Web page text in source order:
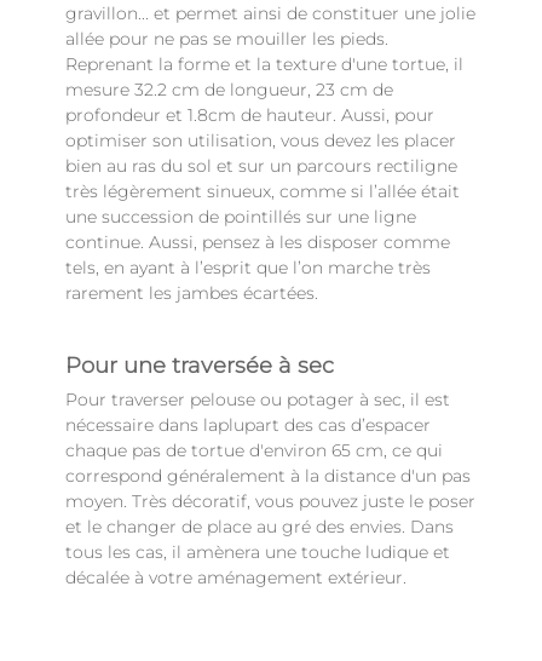
gravillon... et permet ainsi de constituer une jolie
allée pour ne pas se mouiller les pieds.
Reprenant la forme et la texture d'une tortue, il
mesure 32.2 cm de longueur, 23 cm de
profondeur et 1.8cm de hauteur. Aussi, pour
optimiser son utilisation, vous devez les placer
bien au ras du sol et sur un parcours rectiligne
très légèrement sinueux, comme si l’allée était
une succession de pointillés sur une ligne
continue. Aussi, pensez à les disposer comme
tels, en ayant à l’esprit que l’on marche très
rarement les jambes écartées.
Pour une traversée à sec
Pour traverser pelouse ou potager à sec, il est
nécessaire dans laplupart des cas d’espacer
chaque pas de tortue d'environ 65 cm, ce qui
correspond généralement à la distance d'un pas
moyen. Très décoratif, vous pouvez juste le poser
et le changer de place au gré des envies. Dans
tous les cas, il amènera une touche ludique et
décalée à votre aménagement extérieur.